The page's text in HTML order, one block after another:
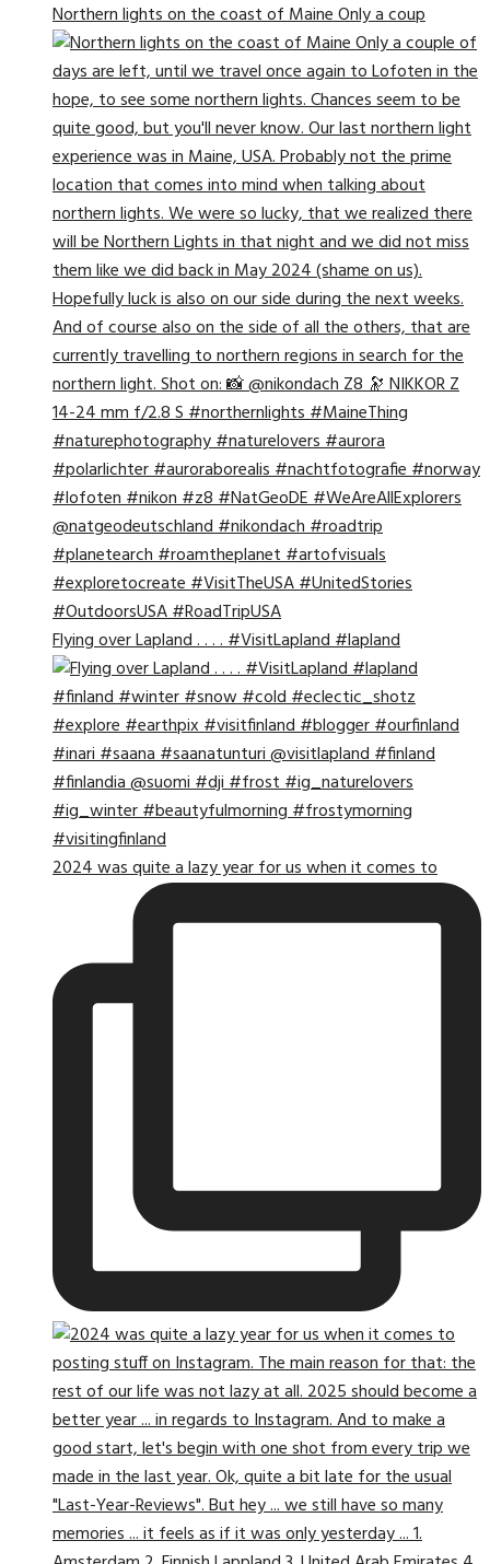
Northern lights on the coast of Maine Only a coup
Flying over Lapland . . . . #VisitLapland #lapland
2024 was quite a lazy year for us when it comes to